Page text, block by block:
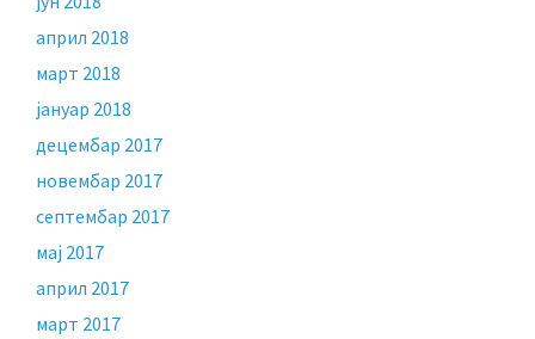
април 2018
март 2018
јануар 2018
децембар 2017
новембар 2017
септембар 2017
мај 2017
април 2017
март 2017